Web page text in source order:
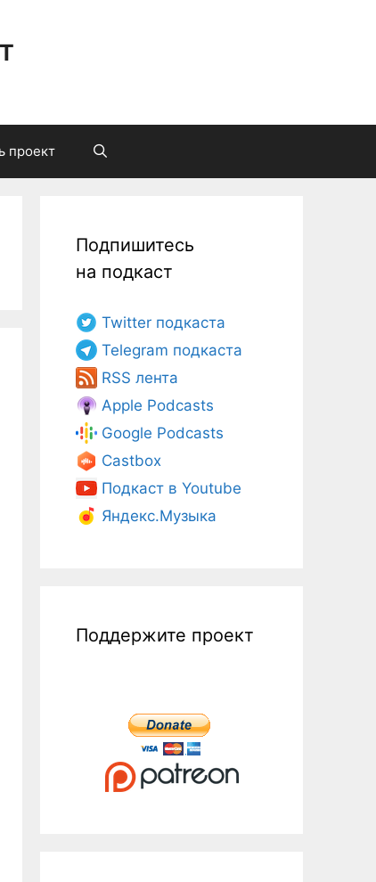
проект
Подпишитесь
на подкаст
Twitter подкаста
Telegram подкаста
RSS лента
Apple Podcasts
Google Podcasts
Castbox
Подкаст в Youtube
Яндекс.Музыка
Поддержите проект